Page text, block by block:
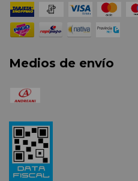
Medios de envío